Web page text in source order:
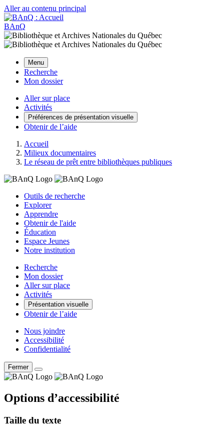
Aller au contenu principal
BAnQ
Menu
Recherche
Mon dossier
Aller sur place
Activités
Préférences de présentation visuelle
Obtenir de l’aide
Accueil
Milieux documentaires
Le réseau de prêt entre bibliothèques publiques
Outils de recherche
Explorer
Apprendre
Obtenir de l'aide
Éducation
Espace Jeunes
Notre institution
Recherche
Mon dossier
Aller sur place
Activités
Présentation visuelle
Obtenir de l’aide
Nous joindre
Accessibilité
Confidentialité
Fermer
Options d’accessibilité
Taille du texte